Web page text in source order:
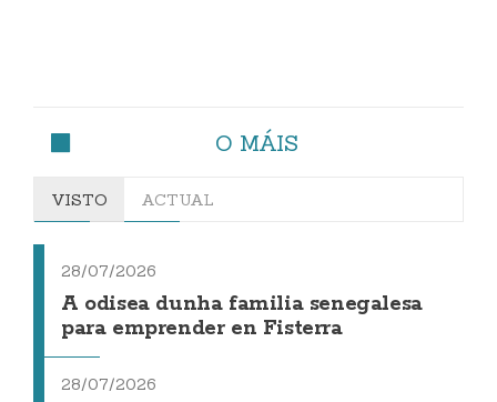
O MÁIS
VISTO ACTUAL
28/07/2026
A odisea dunha familia senegalesa
para emprender en Fisterra
28/07/2026